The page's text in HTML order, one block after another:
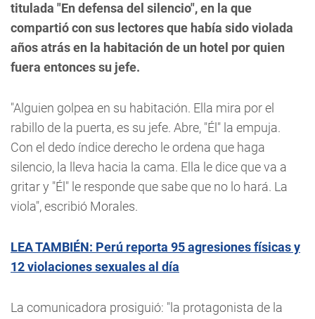
titulada "En defensa del silencio", en la que
compartió con sus lectores que había sido violada
años atrás en la habitación de un hotel por quien
fuera entonces su jefe.
"Alguien golpea en su habitación. Ella mira por el
rabillo de la puerta, es su jefe. Abre, "Él" la empuja.
Con el dedo índice derecho le ordena que haga
silencio, la lleva hacia la cama. Ella le dice que va a
gritar y "Él" le responde que sabe que no lo hará. La
viola", escribió Morales.
LEA TAMBIÉN: Perú reporta 95 agresiones físicas y
12 violaciones sexuales al día
La comunicadora prosiguió: "la protagonista de la